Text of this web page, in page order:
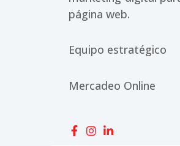
página web.
Equipo estratégico
Mercadeo Online
F
a
I
n
L